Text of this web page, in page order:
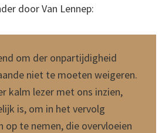
door Van Lennep:
om der onpartijdigheid
niet te moeten weigeren.
kalm lezer met ons inzien,
is, om in het vervolg
op te nemen, die overvloeien